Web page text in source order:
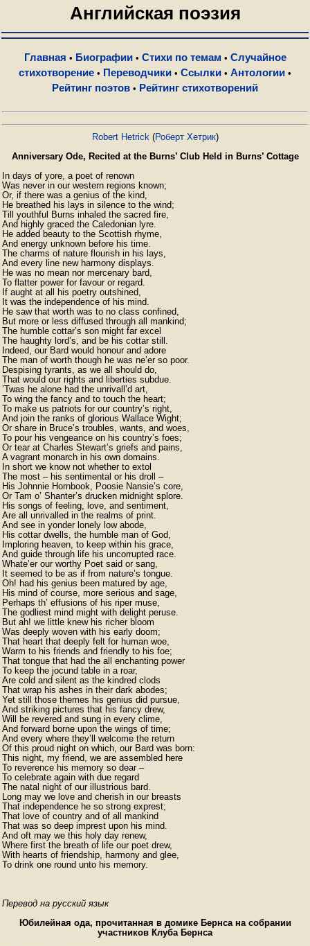
Английская поэзия
Главная • Биографии• Стихи по темам • Случайное
стихотворение • Переводчики • Ссылки • Антологии •
Рейтинг поэтов • Рейтинг стихотворений
Robert Hetrick(Роберт Хетрик)
Anniversary Ode, Recited at the Burns’ Club Held in Burns’ Cottage
In days of yore, a poet of renown
Was never in our western regions known;
Or, if there was a genius of the kind,
He breathed his lays in silence to the wind;
Till youthful Burns inhaled the sacred fire,
And highly graced the Caledonian lyre.
He added beauty to the Scottish rhyme,
And energy unknown before his time.
The charms of nature flourish in his lays,
And every line new harmony displays.
He was no mean nor mercenary bard,
To flatter power for favour or regard.
If aught at all his poetry outshined,
It was the independence of his mind.
He saw that worth was to no class confined,
But more or less diffused through all mankind;
The humble cottar’s son might far excel
The haughty lord’s, and be his cottar still.
Indeed, our Bard would honour and adore
The man of worth though he was ne’er so poor.
Despising tyrants, as we all should do,
That would our rights and liberties subdue.
’Twas he alone had the unrivall’d art,
To wing the fancy and to touch the heart;
To make us patriots for our country’s right,
And join the ranks of glorious Wallace Wight;
Or share in Bruce’s troubles, wants, and woes,
To pour his vengeance on his country’s foes;
Or tear at Charles Stewart’s griefs and pains,
A vagrant monarch in his own domains.
In short we know not whether to extol
The most – his sentimental or his droll –
His Johnnie Hornbook, Poosie Nansie’s core,
Or Tam o’ Shanter’s drucken midnight splore.
His songs of feeling, love, and sentiment,
Are all unrivalled in the realms of print.
And see in yonder lonely low abode,
His cottar dwells, the humble man of God,
Imploring heaven, to keep within his grace,
And guide through life his uncorrupted race.
Whate’er our worthy Poet said or sang,
It seemed to be as if from nature’s tongue.
Oh! had his genius been matured by age,
His mind of course, more serious and sage,
Perhaps th’ effusions of his riper muse,
The godliest mind might with delight peruse.
But ah! we little knew his richer bloom
Was deeply woven with his early doom;
That heart that deeply felt for human woe,
Warm to his friends and friendly to his foe;
That tongue that had the all enchanting power
To keep the jocund table in a roar,
Are cold and silent as the kindred clods
That wrap his ashes in their dark abodes;
Yet still those themes his genius did pursue,
And striking pictures that his fancy drew,
Will be revered and sung in every clime,
And forward borne upon the wings of time;
And every where they’ll welcome the return
Of this proud night on which, our Bard was born:
This night, my friend, we are assembled here
To reverence his memory so dear –
To celebrate again with due regard
The natal night of our illustrious bard.
Long may we love and cherish in our breasts
That independence he so strong exprest;
That love of country and of all mankind
That was so deep imprest upon his mind.
And oft may we this holy day renew,
Where first the breath of life our poet drew,
With hearts of friendship, harmony and glee,
Перевод на русский язык
Юбилейная ода, прочитанная в домике Бернса на собрании
участников Клуба Бернса